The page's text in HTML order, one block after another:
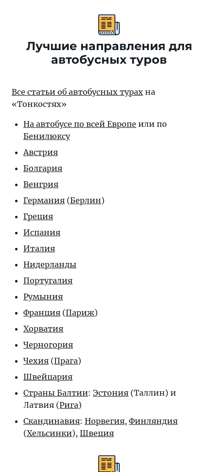
Лучшие направления для
автобусных туров
Все статьи об автобусных турах на
«Тонкостях»
На автобусе по всей Европе или по
Бенилюксу
Австрия
Болгария
Венгрия
Германия (Берлин)
Греция
Испания
Италия
Нидерланды
Португалия
Румыния
Франция (Париж)
Хорватия
Черногория
Чехия (Прага)
Швейцария
Страны Балтии: Эстония (Таллин) и
Латвия (Рига)
Скандинавия: Норвегия, Финляндия
(Хельсинки), Швеция